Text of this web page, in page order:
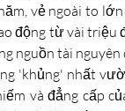
vẻ ngoài to
động từ vài
nguồn tài
'khủng' nhất
và đẳng cấp